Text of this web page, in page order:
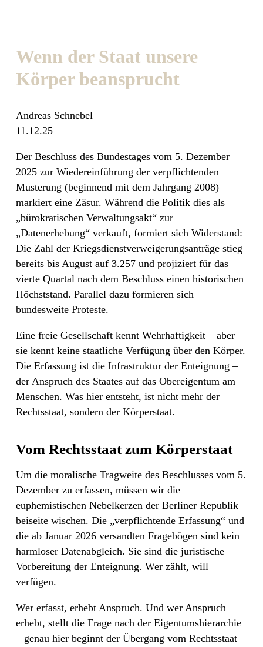
Wenn der Staat unsere
Körper beansprucht
Andreas Schnebel
11.12.25
Der Beschluss des Bundestages vom 5. Dezember
2025 zur Wiedereinführung der verpflichtenden
Musterung (beginnend mit dem Jahrgang 2008)
markiert eine Zäsur. Während die Politik dies als
„bürokratischen Verwaltungsakt“ zur
„Datenerhebung“ verkauft, formiert sich Widerstand:
Die Zahl der Kriegsdienstverweigerungsanträge stieg
bereits bis August auf 3.257 und projiziert für das
vierte Quartal nach dem Beschluss einen historischen
Höchststand. Parallel dazu formieren sich
bundesweite Proteste.
Eine freie Gesellschaft kennt Wehrhaftigkeit – aber
sie kennt keine staatliche Verfügung über den Körper.
Die Erfassung ist die Infrastruktur der Enteignung –
der Anspruch des Staates auf das Obereigentum am
Menschen. Was hier entsteht, ist nicht mehr der
Rechtsstaat, sondern der Körperstaat.
Vom Rechtsstaat zum Körperstaat
Um die moralische Tragweite des Beschlusses vom 5.
Dezember zu erfassen, müssen wir die
euphemistischen Nebelkerzen der Berliner Republik
beiseite wischen. Die „verpflichtende Erfassung“ und
die ab Januar 2026 versandten Fragebögen sind kein
harmloser Datenabgleich. Sie sind die juristische
Vorbereitung der Enteignung. Wer zählt, will
verfügen.
Wer erfasst, erhebt Anspruch. Und wer Anspruch
erhebt, stellt die Frage nach der Eigentumshierarchie
– genau hier beginnt der Übergang vom Rechtsstaat